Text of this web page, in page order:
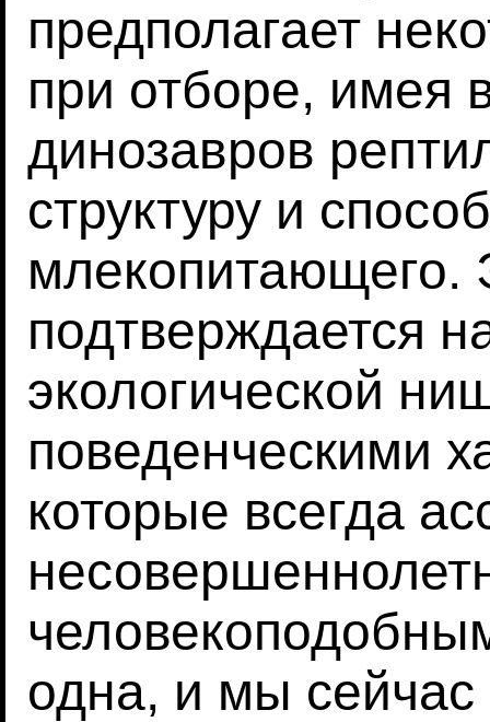
предполагает
при отборе, имея
динозавров
структуру и
млекопитающего.
подтверждается
экологической
поведенческими
которые всегда
одна, и мы сейчас